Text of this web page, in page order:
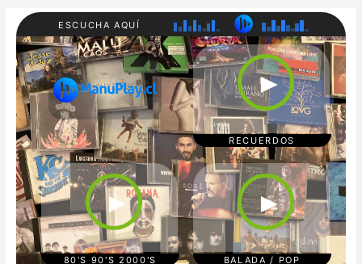
ESCUCHA AQUÍ
RADI
O
MAN
UPL
AY
80'S
90'S
200
0'S
REC
UER
DOS
CUM
BIA/
TRO
PICA
POP/
BAL
ADA
S
REG
GAE
TON
►
RECUERDOS
►
80'S 90'S 2000'S
►
BALADA / POP